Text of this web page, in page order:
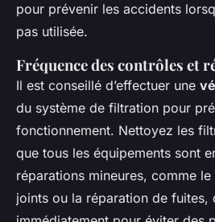
pour prévenir les accidents
pas utilisée.
Fréquence des contrôles et
Il est conseillé d’effectuer une
du système de filtration pour
fonctionnement. Nettoyez les
que tous les équipements sont
réparations mineures, comme
joints ou la réparation de fuites,